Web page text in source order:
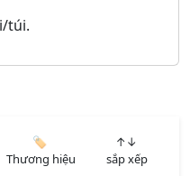
túi.
🏷️
Thương hiệu
↑↓
sắp xếp